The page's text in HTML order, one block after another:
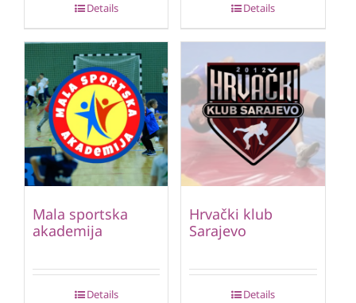
Details Details
Mala sportska
akademija
Details
Hrvački klub
Sarajevo
Details